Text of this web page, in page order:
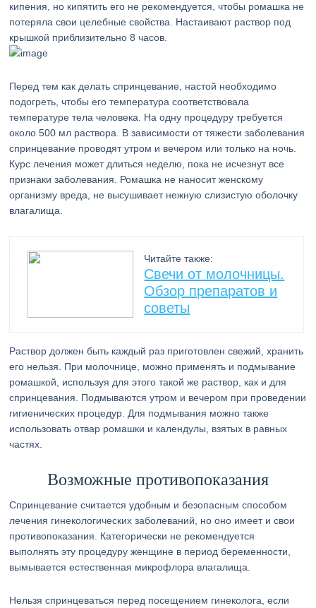
кипения, но кипятить его не рекомендуется, чтобы ромашка не
потеряла свои целебные свойства. Настаивают раствор под
крышкой приблизительно 8 часов.
Перед тем как делать спринцевание, настой необходимо
подогреть, чтобы его температура соответствовала
температуре тела человека. На одну процедуру требуется
около 500 мл раствора. В зависимости от тяжести заболевания
спринцевание проводят утром и вечером или только на ночь.
Курс лечения может длиться неделю, пока не исчезнут все
признаки заболевания. Ромашка не наносит женскому
организму вреда, не высушивает нежную слизистую оболочку
влагалища.
Читайте также:
Свечи от молочницы.
Обзор препаратов и
советы
Раствор должен быть каждый раз приготовлен свежий, хранить
его нельзя. При молочнице, можно применять и подмывание
ромашкой, используя для этого такой же раствор, как и для
спринцевания. Подмываются утром и вечером при проведении
гигиенических процедур. Для подмывания можно также
использовать отвар ромашки и календулы, взятых в равных
частях.
Возможные противопоказания
Спринцевание считается удобным и безопасным способом
лечения гинекологических заболеваний, но оно имеет и свои
противопоказания. Категорически не рекомендуется
выполнять эту процедуру женщине в период беременности,
вымывается естественная микрофлора влагалища.
Нельзя спринцеваться перед посещением гинеколога, если